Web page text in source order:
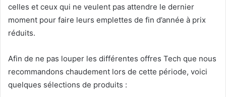
celles et ceux qui ne veulent pas attendre le dernier
moment pour faire leurs emplettes de fin d’année à prix
réduits.
Afin de ne pas louper les différentes offres Tech que nous
recommandons chaudement lors de cette période, voici
quelques sélections de produits :